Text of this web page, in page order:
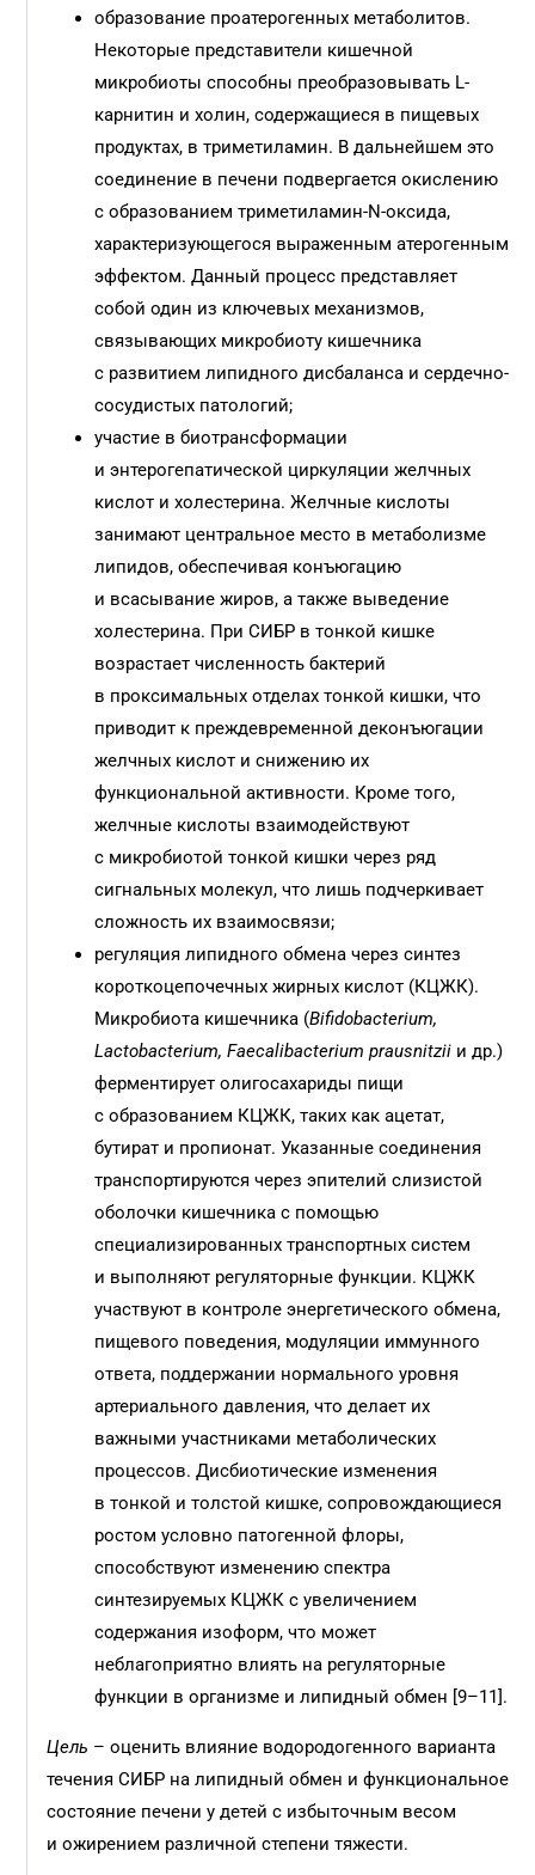
образование проатерогенных метаболитов.
Некоторые представители кишечной
микробиоты способны преобразовывать L-
карнитин и холин, содержащиеся в пищевых
продуктах, в триметиламин. В дальнейшем это
соединение в печени подвергается окислению
с образованием триметиламин-N-оксида,
характеризующегося выраженным атерогенным
эффектом. Данный процесс представляет
собой один из ключевых механизмов,
связывающих микробиоту кишечника
с развитием липидного дисбаланса и сердечно-
сосудистых патологий;
участие в биотрансформации
и энтерогепатической циркуляции желчных
кислот и холестерина. Желчные кислоты
занимают центральное место в метаболизме
липидов, обеспечивая конъюгацию
и всасывание жиров, а также выведение
холестерина. При СИБР в тонкой кишке
возрастает численность бактерий
в проксимальных отделах тонкой кишки, что
приводит к преждевременной деконъюгации
желчных кислот и снижению их
функциональной активности. Кроме того,
желчные кислоты взаимодействуют
с микробиотой тонкой кишки через ряд
сигнальных молекул, что лишь подчеркивает
сложность их взаимосвязи;
регуляция липидного обмена через синтез
короткоцепочечных жирных кислот (КЦЖК).
Микробиота кишечника (Bifidobacterium,
Lactobacterium,Faecalibacteriumprausnitzii и др.)
ферментирует олигосахариды пищи
с образованием КЦЖК, таких как ацетат,
бутират и пропионат. Указанные соединения
транспортируются через эпителий слизистой
оболочки кишечника с помощью
специализированных транспортных систем
и выполняют регуляторные функции. КЦЖК
участвуют в контроле энергетического обмена,
пищевого поведения, модуляции иммунного
ответа, поддержании нормального уровня
артериального давления, что делает их
важными участниками метаболических
процессов. Дисбиотические изменения
в тонкой и толстой кишке, сопровождающиеся
ростом условно патогенной флоры,
способствуют изменению спектра
синтезируемых КЦЖК с увеличением
содержания изоформ, что может
неблагоприятно влиять на регуляторные
функции в организме и липидный обмен [9–11].
Цель – оценить влияние водородогенного варианта
течения СИБР на липидный обмен и функциональное
состояние печени у детей с избыточным весом
и ожирением различной степени тяжести.